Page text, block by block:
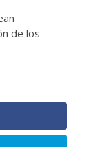
de los